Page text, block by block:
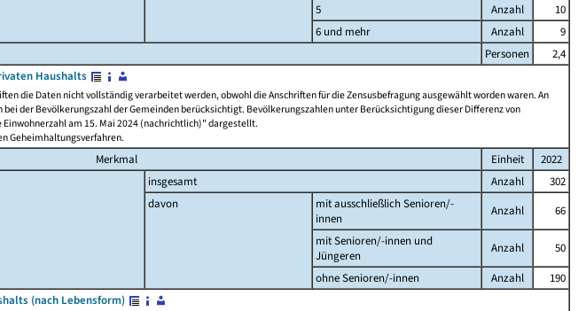
5
Anzahl
10
6 und mehr
Anzahl
9
Personen
2,4
Haushalts
die Daten nicht vollständig verarbeitet werden, obwohl die Anschriften für die Zensusbefragung ausgewählt worden waren. An
der Bevölkerungszahl der Gemeinden berücksichtigt. Bevölkerungszahlen unter Berücksichtigung dieser Differenz von
am 15. Mai 2024 (nachrichtlich)" dargestellt.
Geheimhaltungsverfahren.
Merkmal Einheit
2022
insgesamt Anzahl
302
davon
mit ausschließlich Senioren/-
innen
Anzahl
66
mit Senioren/-innen und
Jüngeren
Anzahl
50
ohne Senioren/-innen
Anzahl
190
(nach Lebensform)